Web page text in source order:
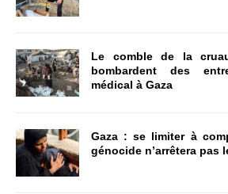
Le comble de la
bombardent des
médical à Gaza
Gaza : se limiter à
génocide n’arrêtera pas